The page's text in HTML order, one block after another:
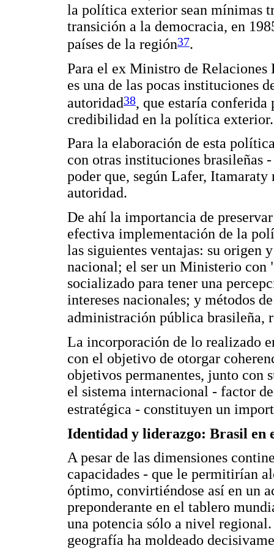
la política exterior sean mínimas
transición a la democracia, en
países de la región37.
Para el ex Ministro de
es una de las pocas instituciones
autoridad38, que estaría conferida
credibilidad en la política exterior.
Para la elaboración de esta
con otras instituciones brasileñas
poder que, según Lafer, Itamaraty
autoridad.
De ahí la importancia de
efectiva implementación de la
las siguientes ventajas: su origen
nacional; el ser un Ministerio con
socializado para tener una
intereses nacionales; y métodos
administración pública brasileña,
La incorporación de lo realizado
con el objetivo de otorgar
objetivos permanentes, junto con
el sistema internacional - factor
estratégica - constituyen un
Identidad y liderazgo: Brasil en
A pesar de las dimensiones
capacidades - que le permitirían
óptimo, convirtiéndose así en un
preponderante en el tablero
una potencia sólo a nivel
geografía ha moldeado